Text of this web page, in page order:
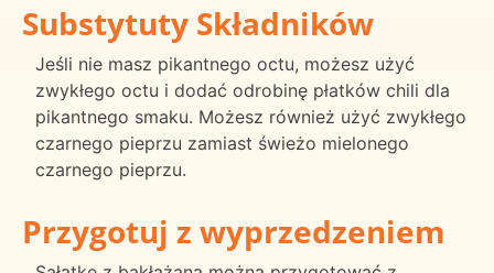
Substytuty Składników
Jeśli nie masz pikantnego octu, możesz użyć
zwykłego octu i dodać odrobinę płatków chili dla
pikantnego smaku. Możesz również użyć zwykłego
czarnego pieprzu zamiast świeżo mielonego
czarnego pieprzu.
Przygotuj z wyprzedzeniem